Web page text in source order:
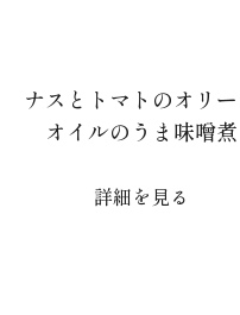
ナスとトマトのオリ
オイルのうま味噌煮
詳細を見る